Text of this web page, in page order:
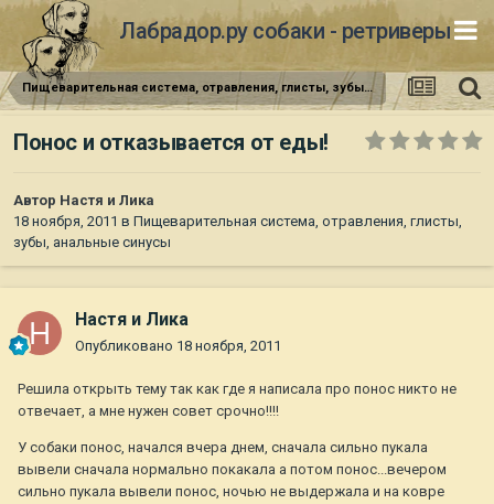
Лабрадор.ру собаки - ретриверы
Пищеварительная система, отравления, глисты, зубы, анальные синусы
Понос и отказывается от еды!
Автор Настя и Лика
18 ноября, 2011 в Пищеварительная система, отравления, глисты,
зубы, анальные синусы
Настя и Лика
Опубликовано 18 ноября, 2011
Решила открыть тему так как где я написала про понос никто не
отвечает, а мне нужен совет срочно!!!!
У собаки понос, начался вчера днем, сначала сильно пукала
вывели сначала нормально покакала а потом понос...вечером
сильно пукала вывели понос, ночью не выдержала и на ковре